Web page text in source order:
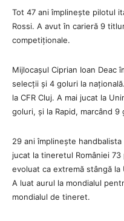
Tot 47 ani împlinește pilotul
Rossi. A avut în carieră 9
competiționale.
Mijlocașul Ciprian Ioan
selecții și 4 goluri la
la CFR Cluj. A mai jucat la
goluri, și la Rapid, marcând
29 ani împlinește
jucat la tineretul României
evoluat ca extremă stângă la
A luat aurul la mondialul
mondialul de tineret.